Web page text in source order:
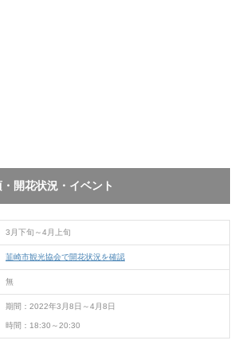
開花状況・イベント
3月下旬～4月上旬
韮崎市観光協会で開花状況を確認
無
期間：2022年3月8日～4月8日
時間：18:30～20:30